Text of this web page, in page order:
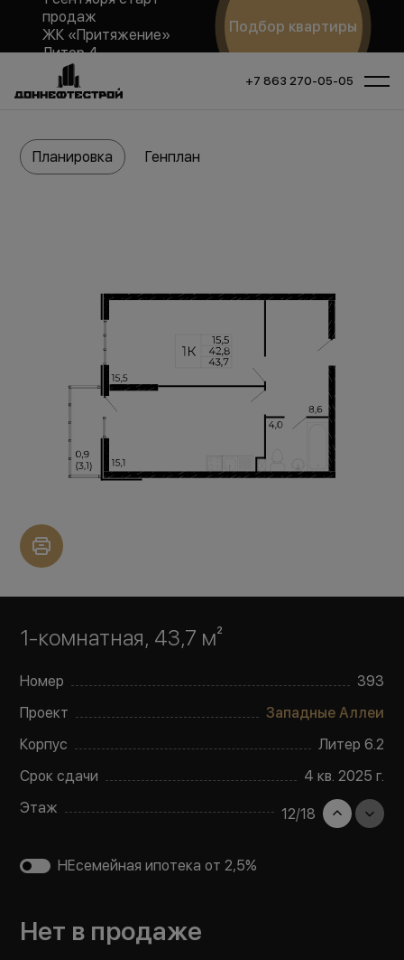
продаж
ЖК «Притяжение»
Литер 4
Подбор квартиры
+7 863 270-05-05
1-комнатная, 43,7 м²
Номер
393
Проект
Западные Аллеи
Корпус
Литер 6.2
Срок сдачи
4 кв. 2025 г.
Этаж
12/18
НЕсемейная ипотека от 2,5%
Нет в продаже
Планировка Генплан